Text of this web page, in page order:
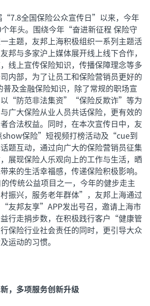
“7.8全国保险公众宣传日”以来，今年
年头。围绕今年“奋进新征程 保险守
主题，友邦上海积极组织一系列主题活
邦与多家沪上媒体展开线上线下合作，
线上宣传保险知识，传播保障理念等多
内部，为了让员工和保险营销员更好的
普及金融保险知识，除了常规的职场宣
以“防范非法集资”“保险反欺诈”等为
广大保险从业人员共话保险，更有效的
合法权益。同时，在本次宣传日中，友
保险”短视频打榜活动及“cue到
题互动，通过向广大的保险营销员征集
展现保险人乐观向上的工作与生活，晒
来的生活幸福感，传递保险积极影响。
传统公益项目之一，今年的健步走主
振兴，服务老年群体”，友邦上海通过
友邦友享”APP发出号召，邀请上海市
行走捐步数，在积极践行客户“健康管
保险行业社会责任的同时，更引导大众
运动的习惯。
，多项服务创新升级